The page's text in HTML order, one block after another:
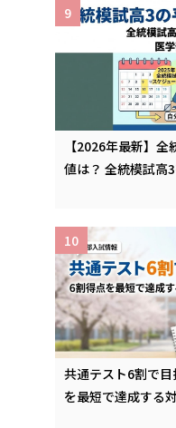
【2026年最新】
値は？ 全統模試高
9
共通テスト6割で
を最短で達成する
10